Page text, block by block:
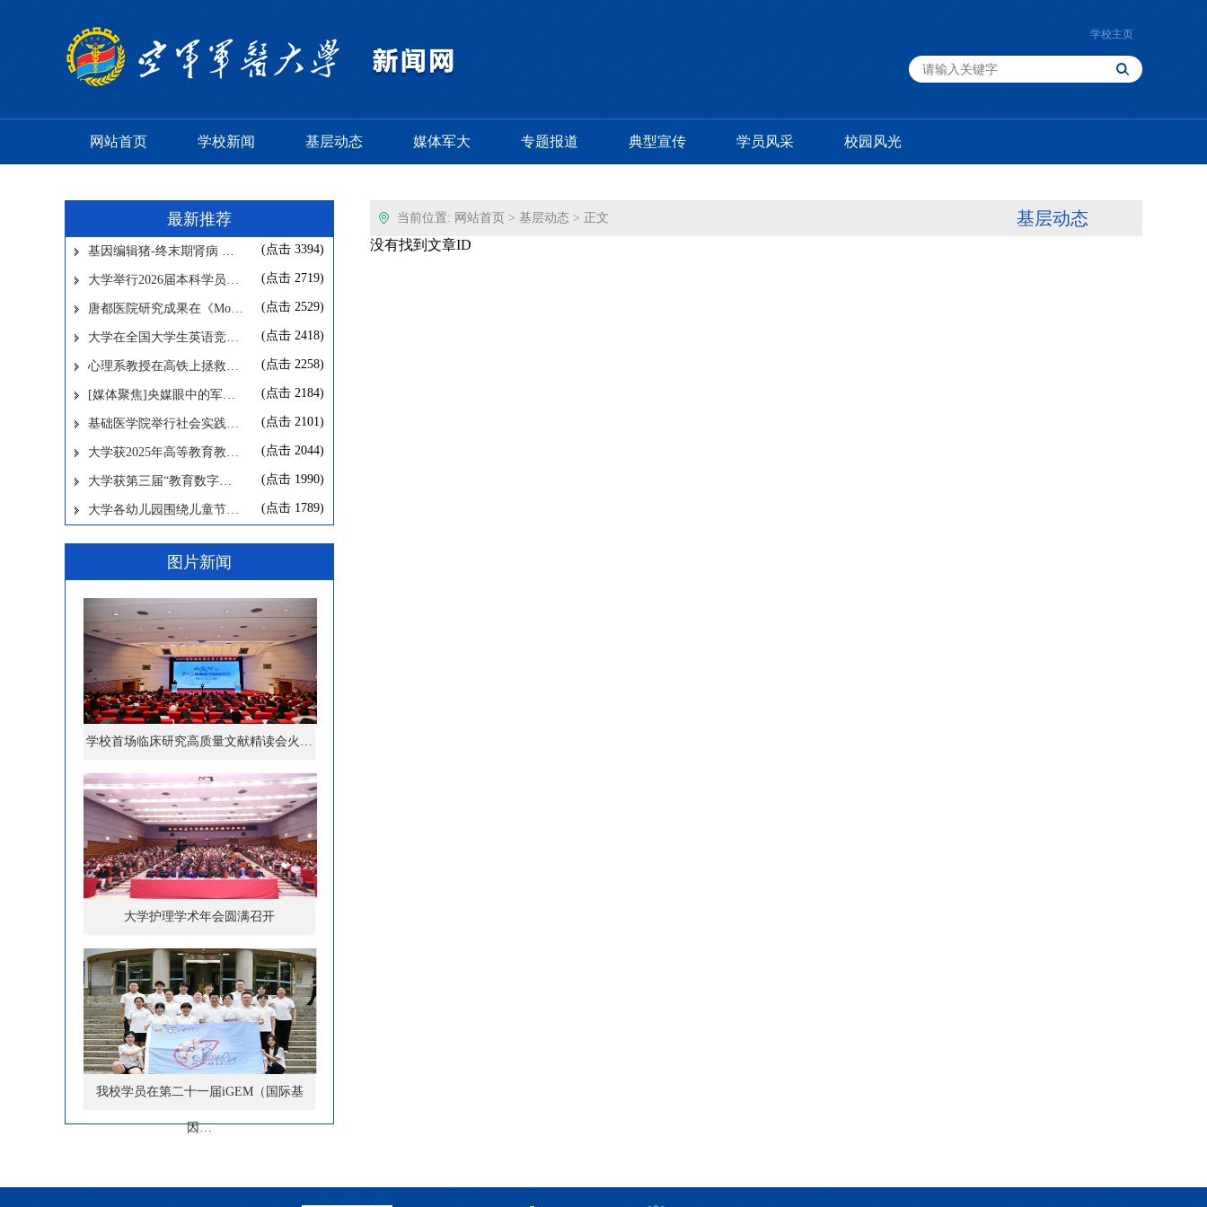
学校主页
网站首页 学校新闻 基层动态 媒体军大 专题报道 典型宣传 学员风采 校园风光
最新推荐
基因编辑猪-终末期肾病 … (点击 3394)
大学举行2026届本科学员… (点击 2719)
唐都医院研究成果在《Mo… (点击 2529)
大学在全国大学生英语竞… (点击 2418)
心理系教授在高铁上拯救… (点击 2258)
[媒体聚焦]央媒眼中的军… (点击 2184)
基础医学院举行社会实践… (点击 2101)
大学获2025年高等教育教… (点击 2044)
大学获第三届“教育数字… (点击 1990)
大学各幼儿园围绕儿童节… (点击 1789)
图片新闻
学校首场临床研究高质量文献精读会火…
大学护理学术年会圆满召开
我校学员在第二十一届iGEM（国际基
因…
当前位置: 网站首页 > 基层动态 > 正文 基层动态
没有找到文章ID